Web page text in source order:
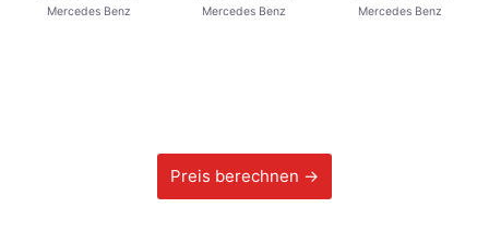
Mercedes Benz
Mercedes Benz
Mercedes Benz
Preis berechnen →